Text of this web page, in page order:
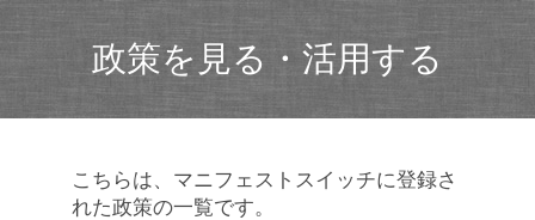
政策を見る・活用する
こちらは、マニフェストスイッチに登録さ
れた政策の一覧です。